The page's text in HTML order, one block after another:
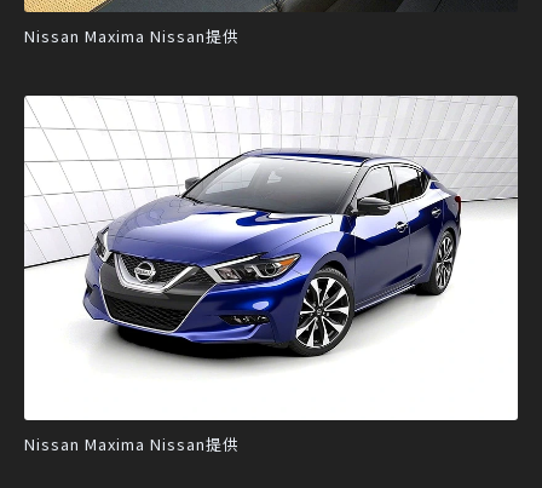
Nissan Maxima Nissan提供
Nissan Maxima Nissan提供